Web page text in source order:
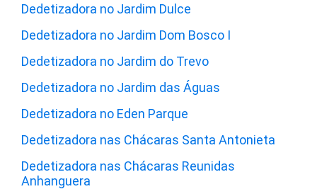
Dedetizadora no Jardim Dulce
Dedetizadora no Jardim Dom Bosco I
Dedetizadora no Jardim do Trevo
Dedetizadora no Jardim das Águas
Dedetizadora no Eden Parque
Dedetizadora nas Chácaras Santa Antonieta
Dedetizadora nas Chácaras Reunidas
Anhanguera